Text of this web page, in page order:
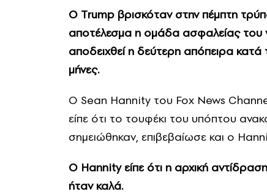
Ο Τrump βρισκόταν στην πέμπτη
αποτέλεσμα η ομάδα ασφαλείας του
αποδειχθεί η δεύτερη απόπειρα
μήνες.
Ο Sean Hannity του Fox News
είπε ότι το τουφέκι του υπόπτου
σημειώθηκαν, επιβεβαίωσε και ο
Ο Hannity είπε ότι η αρχική
ήταν καλά.